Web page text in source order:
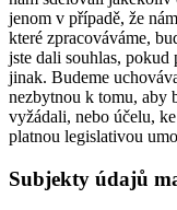
jenom v případě, že
které zpracováváme,
jste dali souhlas, pokud
jinak. Budeme
nezbytnou k tomu, aby
vyžádali, nebo účelu,
platnou legislativou
Subjekty údajů